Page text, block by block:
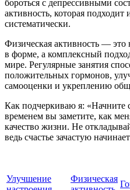
бороться с депрессивными
активность, которая подходит
систематически.
Физическая активность — это
в форме, а комплексный
мире. Регулярные занятия
положительных гормонов,
самооценки и укреплению
Как подчеркиваю я: «Начните
временем вы заметите, как
качество жизни. Не
ведь счастье зачастую
Улучшение
Физическая